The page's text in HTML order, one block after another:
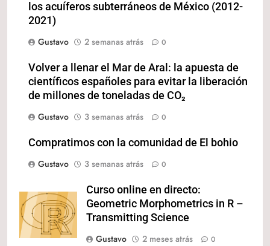
los acuíferos subterráneos de México (2012-
2021)
Gustavo
2 semanas atrás 0
Volver a llenar el Mar de Aral: la apuesta de
científicos españoles para evitar la liberación
de millones de toneladas de CO₂
Gustavo
3 semanas atrás 0
Compratimos con la comunidad de El bohio
Gustavo
3 semanas atrás 0
Curso online en directo:
Geometric Morphometrics in R –
Transmitting Science
Gustavo
2 meses atrás 0